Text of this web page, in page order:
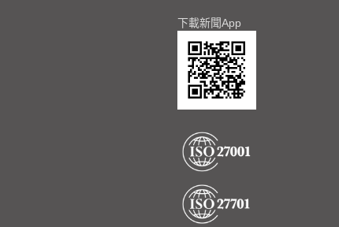
下載新聞App